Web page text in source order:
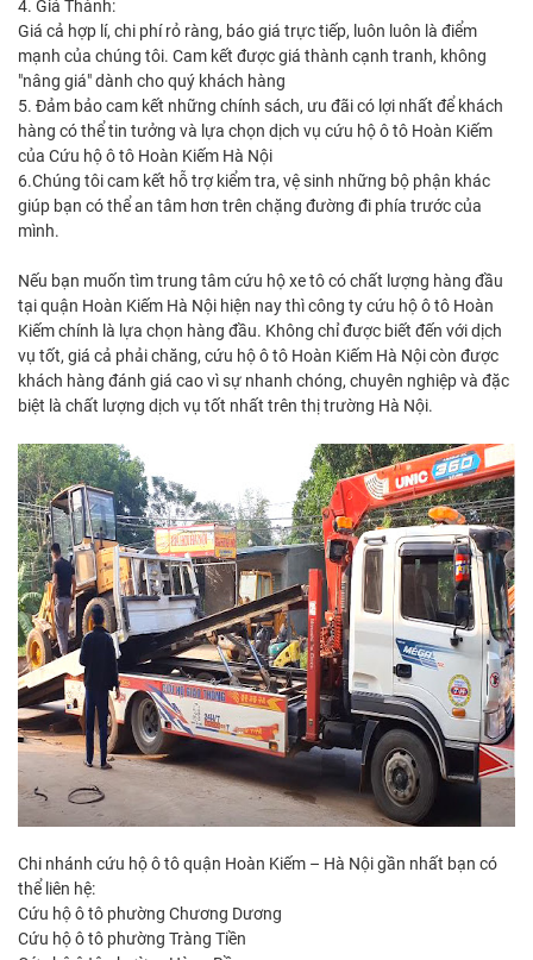
4. Giá Thành:
Giá cả hợp lí, chi phí rỏ ràng, báo giá trực tiếp, luôn luôn là điểm
mạnh của chúng tôi. Cam kết được giá thành cạnh tranh, không
"nâng giá" dành cho quý khách hàng
5. Đảm bảo cam kết những chính sách, ưu đãi có lợi nhất để khách
hàng có thể tin tưởng và lựa chọn dịch vụ cứu hộ ô tô Hoàn Kiếm
của Cứu hộ ô tô Hoàn Kiếm Hà Nội
6.Chúng tôi cam kết hỗ trợ kiểm tra, vệ sinh những bộ phận khác
giúp bạn có thể an tâm hơn trên chặng đường đi phía trước của
mình.
Nếu bạn muốn tìm trung tâm cứu hộ xe tô có chất lượng hàng đầu
tại quận Hoàn Kiếm Hà Nội hiện nay thì công ty cứu hộ ô tô Hoàn
Kiếm chính là lựa chọn hàng đầu. Không chỉ được biết đến với dịch
vụ tốt, giá cả phải chăng, cứu hộ ô tô Hoàn Kiếm Hà Nội còn được
khách hàng đánh giá cao vì sự nhanh chóng, chuyên nghiệp và đặc
biệt là chất lượng dịch vụ tốt nhất trên thị trường Hà Nội.
Chi nhánh cứu hộ ô tô quận Hoàn Kiếm – Hà Nội gần nhất bạn có
thể liên hệ:
Cứu hộ ô tô phường Chương Dương
Cứu hộ ô tô phường Tràng Tiền